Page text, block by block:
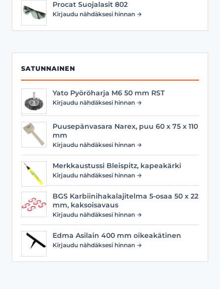
Procat Suojalasit 802
Kirjaudu nähdäksesi hinnan →
SATUNNAINEN
Yato Pyöröharja M6 50 mm RST
Kirjaudu nähdäksesi hinnan →
Puusepänvasara Narex, puu 60 x 75 x 110
mm
Kirjaudu nähdäksesi hinnan →
Merkkaustussi Bleispitz, kapeakärki
Kirjaudu nähdäksesi hinnan →
BGS Karbiinihakalajitelma 5-osaa 50 x 22
mm, kaksoisavaus
Kirjaudu nähdäksesi hinnan →
Edma Asilain 400 mm oikeakätinen
Kirjaudu nähdäksesi hinnan →